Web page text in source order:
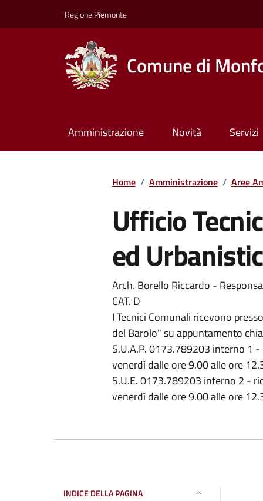
Regione Piemonte
Comune di
Amministrazione Novità Servizi
Home / Amministrazione / Aree
Ufficio
ed
Arch. Borello Riccardo -
CAT. D
I Tecnici Comunali ricevono
del Barolo" su appuntamento
S.U.A.P. 0173.789203 interno 1
venerdì dalle ore 9.00 alle ore
S.U.E. 0173.789203 interno 2 -
venerdì dalle ore 9.00 alle ore
INDICE DELLA PAGINA